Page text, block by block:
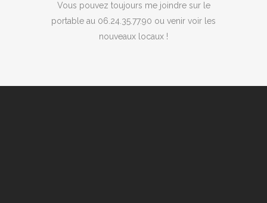
Vous pouvez toujours me joindre sur le
portable au 06.24.35.77.90 ou venir voir les
nouveaux locaux !